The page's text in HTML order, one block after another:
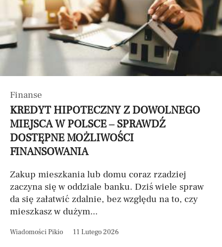
Finanse
KREDYT HIPOTECZNY Z DOWOLNEGO
MIEJSCA W POLSCE – SPRAWDŹ
DOSTĘPNE MOŻLIWOŚCI
FINANSOWANIA
Zakup mieszkania lub domu coraz rzadziej
zaczyna się w oddziale banku. Dziś wiele spraw
da się załatwić zdalnie, bez względu na to, czy
mieszkasz w dużym...
Wiadomości Pikio 11 Lutego 2026